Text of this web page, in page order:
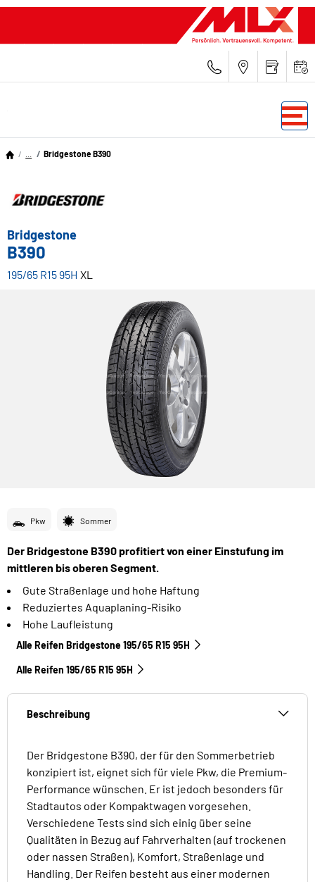
Bridgestone B390
Bridgestone
B390
195/65 R15 95H XL
Pkw Sommer
Der Bridgestone B390 profitiert von einer Einstufung im
mittleren bis oberen Segment.
Gute Straßenlage und hohe Haftung
Reduziertes Aquaplaning-Risiko
Hohe Laufleistung
Alle Reifen Bridgestone 195/65 R15 95H
Alle Reifen‎ 195/65 R15 95H
Beschreibung
Der Bridgestone B390, der für den Sommerbetrieb
konzipiert ist, eignet sich für viele Pkw, die Premium-
Performance wünschen. Er ist jedoch besonders für
Stadtautos oder Kompaktwagen vorgesehen.
Verschiedene Tests sind sich einig über seine
Qualitäten in Bezug auf Fahrverhalten (auf trockenen
oder nassen Straßen), Komfort, Straßenlage und
Handling. Der Reifen besteht aus einer modernen